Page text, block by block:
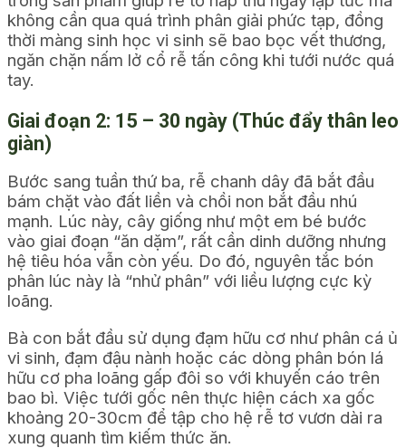
không cần qua quá trình phân giải phức tạp, đồng
thời màng sinh học vi sinh sẽ bao bọc vết thương,
ngăn chặn nấm lở cổ rễ tấn công khi tưới nước quá
tay.
Giai đoạn 2: 15 – 30 ngày (Thúc đẩy thân leo
giàn)
Bước sang tuần thứ ba, rễ chanh dây đã bắt đầu
bám chặt vào đất liền và chồi non bắt đầu nhú
mạnh. Lúc này, cây giống như một em bé bước
vào giai đoạn “ăn dặm”, rất cần dinh dưỡng nhưng
hệ tiêu hóa vẫn còn yếu. Do đó, nguyên tắc bón
phân lúc này là “nhử phân” với liều lượng cực kỳ
loãng.
Bà con bắt đầu sử dụng đạm hữu cơ như phân cá ủ
vi sinh, đạm đậu nành hoặc các dòng phân bón lá
hữu cơ pha loãng gấp đôi so với khuyến cáo trên
bao bì. Việc tưới gốc nên thực hiện cách xa gốc
khoảng 20-30cm để tập cho hệ rễ tơ vươn dài ra
xung quanh tìm kiếm thức ăn.